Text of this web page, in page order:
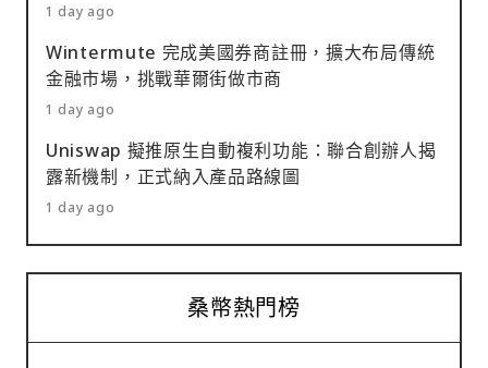
1 day ago
Wintermute 完成美國券商註冊，擴大布局傳統
金融市場，挑戰華爾街做市商
1 day ago
Uniswap 擬推原生自動複利功能：聯合創辦人揭
露新機制，正式納入產品路線圖
1 day ago
桑幣熱門榜